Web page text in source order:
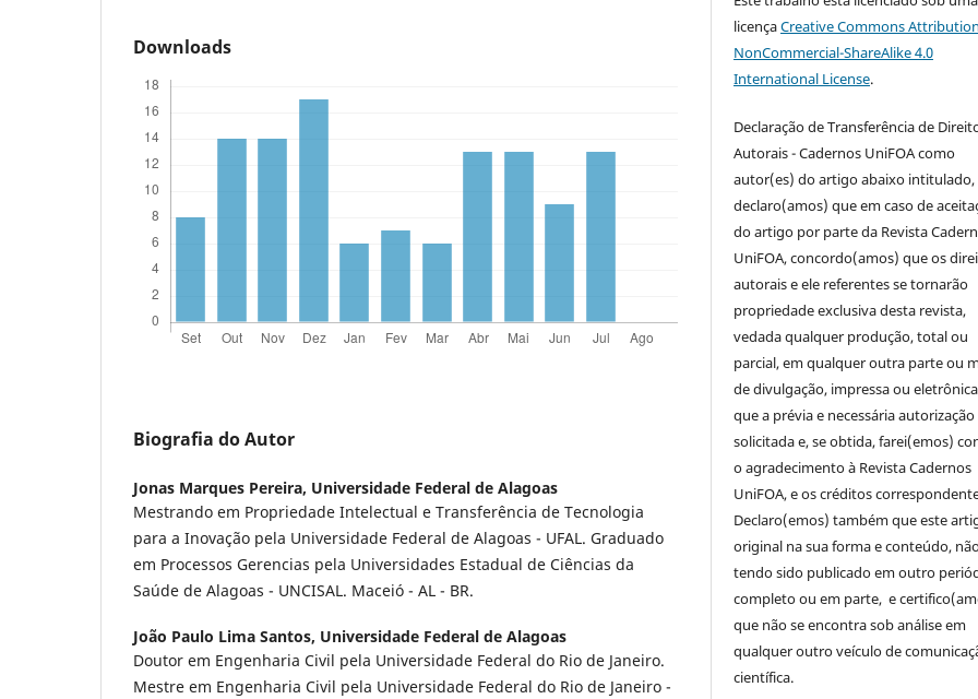
Downloads
Biografia do Autor
Jonas Marques Pereira, Universidade Federal de Alagoas
Mestrando em Propriedade Intelectual e Transferência de Tecnologia
para a Inovação pela Universidade Federal de Alagoas - UFAL. Graduado
em Processos Gerencias pela Universidades Estadual de Ciências da
Saúde de Alagoas - UNCISAL. Maceió - AL - BR.
João Paulo Lima Santos, Universidade Federal de Alagoas
Doutor em Engenharia Civil pela Universidade Federal do Rio de Janeiro.
Mestre em Engenharia Civil pela Universidade Federal do Rio de Janeiro -
licençaCreative Commons
NonCommercial-ShareAlike 4.0
International License.
Declaração de Transferência de
Autorais - Cadernos UniFOA como
autor(es) do artigo abaixo intitulado,
declaro(amos) que em caso de
do artigo por parte da Revista
UniFOA, concordo(amos) que os
autorais e ele referentes se tornarão
propriedade exclusiva desta revista,
vedada qualquer produção, total ou
parcial, em qualquer outra parte ou
de divulgação, impressa ou
que a prévia e necessária autorização
solicitada e, se obtida, farei(emos)
o agradecimento à Revista Cadernos
UniFOA, e os créditos
Declaro(emos) também que este
original na sua forma e conteúdo,
tendo sido publicado em outro
completo ou em parte, e
que não se encontra sob análise em
qualquer outro veículo de
científica.